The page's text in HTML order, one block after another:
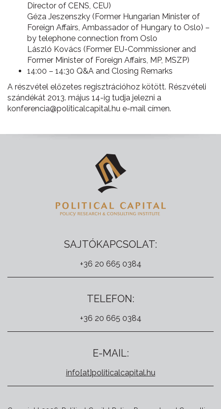
Director of CENS, CEU)
Géza Jeszenszky (Former Hungarian Minister of
Foreign Affairs, Ambassador of Hungary to Oslo) –
by telephone connection from Oslo
László Kovács (Former EU-Commissioner and
Former Minister of Foreign Affairs, MP, MSZP)
14:00 – 14:30 Q&A and Closing Remarks
A részvétel előzetes regisztrációhoz kötött. Részvételi
szándékát 2013. május 14-ig tudja jelezni a
konferencia@politicalcapital.hu e-mail címen.
SAJTÓKAPCSOLAT:
+36 20 665 0384
TELEFON:
+36 20 665 0384
E-MAIL:
info[at]politicalcapital.hu